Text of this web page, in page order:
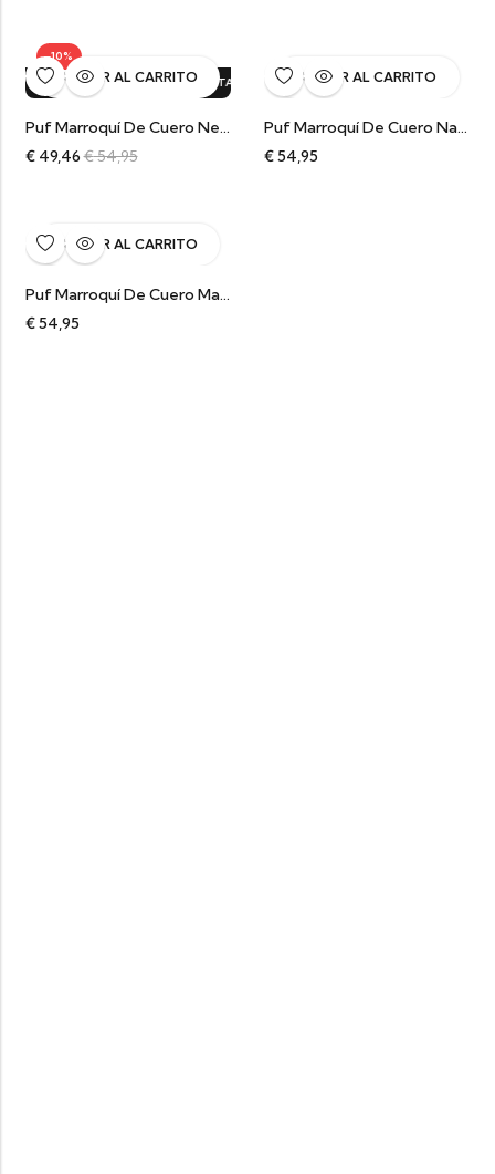
-10%
¡OFERTA!10%DTO. ¡OFERTA!10% DTO. ¡OFERTA!10%DTO.
AÑADIR AL CARRITO
Puf Marroquí De Cuero Negro Aceitado
€49,46 €54,95
AÑADIR AL CARRITO
Puf Marroquí De Cuero Natural Camel Aceitado
€54,95
AÑADIR AL CARRITO
Puf Marroquí De Cuero Marrón Chocolate Aceitado
€54,95